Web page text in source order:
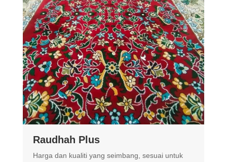
Raudhah Plus
Harga dan kualiti yang seimbang, sesuai untuk